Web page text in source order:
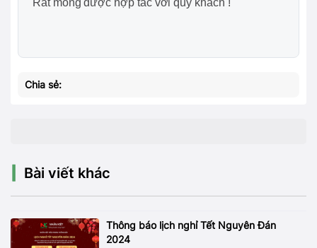
Rất mong được hợp tác với quý khách !
Chia sẻ:
Bài viết khác
Thông báo lịch nghỉ Tết Nguyên Đán
2024